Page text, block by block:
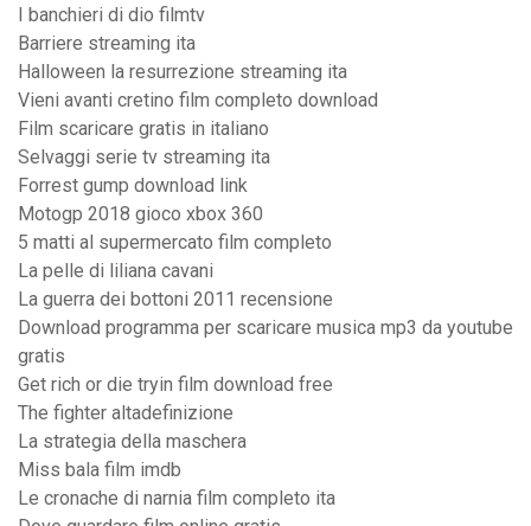
I banchieri di dio filmtv
Barriere streaming ita
Halloween la resurrezione streaming ita
Vieni avanti cretino film completo download
Film scaricare gratis in italiano
Selvaggi serie tv streaming ita
Forrest gump download link
Motogp 2018 gioco xbox 360
5 matti al supermercato film completo
La pelle di liliana cavani
La guerra dei bottoni 2011 recensione
Download programma per scaricare musica mp3 da youtube
gratis
Get rich or die tryin film download free
The fighter altadefinizione
La strategia della maschera
Miss bala film imdb
Le cronache di narnia film completo ita